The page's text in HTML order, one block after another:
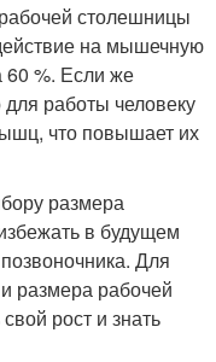
столешницы
на мышечную
60 %. Если же
работы человеку
что повышает их
размера
в будущем
Для
размера рабочей
рост и знать